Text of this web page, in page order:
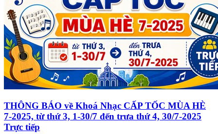
THÔNG BÁO về Khoá Nhạc CẤP TỐC MÙA HÈ
7-2025, từ thứ 3, 1-30/7 đến trưa thứ 4, 30/7-2025
Trực tiếp